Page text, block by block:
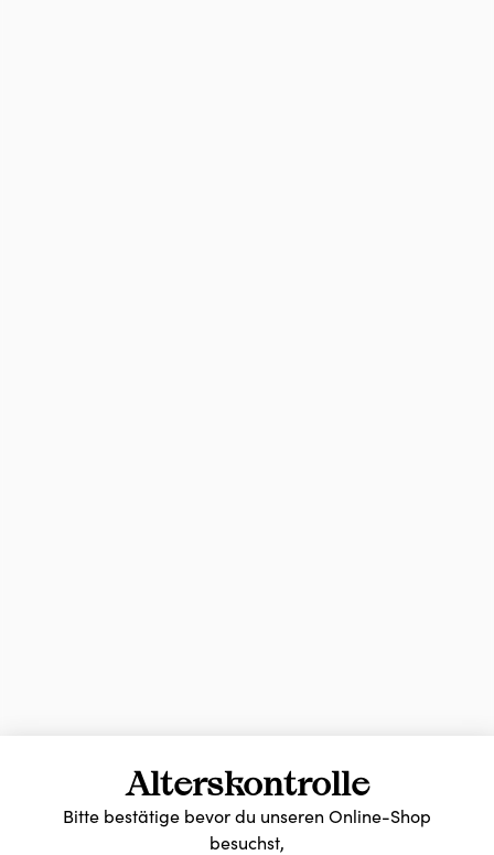
Alterskontrolle
Bitte bestätige bevor du unseren Online-Shop
besuchst,